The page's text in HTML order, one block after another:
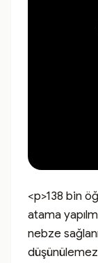
<p>138 bin
atama
nebze